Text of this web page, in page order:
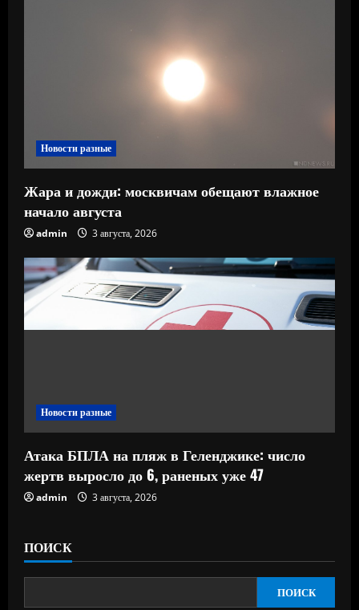
Новости разные
Жара и дожди: москвичам обещают влажное
начало августа
admin 3 августа, 2026
Новости разные
Атака БПЛА на пляж в Геленджике: число
жертв выросло до 6, раненых уже 47
admin 3 августа, 2026
ПОИСК
ПОИСК